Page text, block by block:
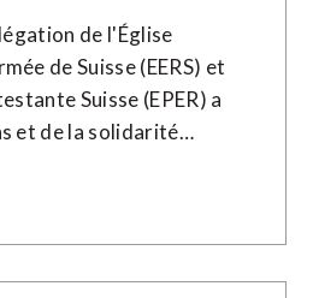
de l'Église
de Suisse (EERS) et
Suisse (EPER) a
et de la solidarité…